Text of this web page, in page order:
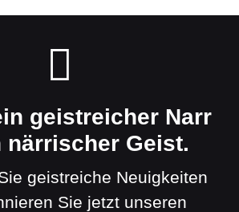
geistreicher Narr
närrischer Geist.
geistreiche Neuigkeiten
Sie jetzt unseren